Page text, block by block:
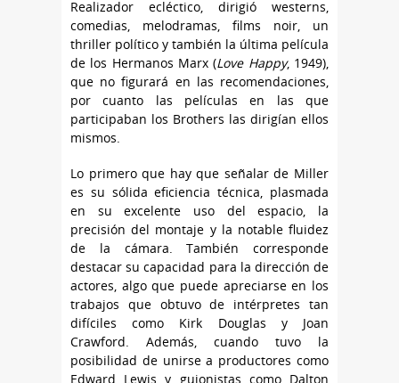
Realizador ecléctico, dirigió westerns,
comedias, melodramas, films noir, un
thriller político y también la última película
de los Hermanos Marx (Love Happy, 1949),
que no figurará en las recomendaciones,
por cuanto las películas en las que
participaban los Brothers las dirigían ellos
mismos.
Lo primero que hay que señalar de Miller
es su sólida eficiencia técnica, plasmada
en su excelente uso del espacio, la
precisión del montaje y la notable fluidez
de la cámara. También corresponde
destacar su capacidad para la dirección de
actores, algo que puede apreciarse en los
trabajos que obtuvo de intérpretes tan
difíciles como Kirk Douglas y Joan
Crawford. Además, cuando tuvo la
posibilidad de unirse a productores como
Edward Lewis y guionistas como Dalton